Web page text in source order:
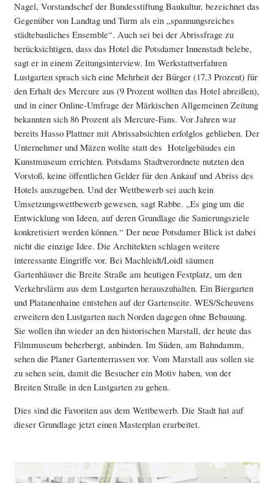
Nagel, Vorstandschef der Bundesstiftung Baukultur, bezeichnet das
Gegenüber von Landtag und Turm als ein „spannungsreiches
städtebauliches Ensemble“. Auch sei bei der Abrissfrage zu
berücksichtigen, dass das Hotel die Potsdamer Innenstadt belebe,
sagt er in einem Zeitungsinterview. Im Werkstattverfahren
Lustgarten sprach sich eine Mehrheit der Bürger (17,3 Prozent) für
den Erhalt des Mercure aus (9 Prozent wollten das Hotel abreißen),
und in einer Online-Umfrage der Märkischen Allgemeinen Zeitung
bekannten sich 86 Prozent als Mercure-Fans. Vor Jahren war
bereits Hasso Plattner mit Abrissabsichten erfolglos geblieben. Der
Unternehmer und Mäzen wollte statt des Hotelgebäudes ein
Kunstmuseum errichten. Potsdams Stadtverordnete nutzten den
Vorstoß, keine öffentlichen Gelder für den Ankauf und Abriss des
Hotels auszugeben. Und der Wettbewerb sei auch kein
Umsetzungswettbewerb gewesen, sagt Rabbe. „Es ging um die
Entwicklung von Ideen, auf deren Grundlage die Sanierungsziele
konkretisiert werden können.“ Der neue Potsdamer Blick ist dabei
nicht die einzige Idee. Die Architekten schlagen weitere
interessante Eingriffe vor. Bei Machleidt/Loidl säumen
Gartenhäuser die Breite Straße am heutigen Festplatz, um den
Verkehrslärm aus dem Lustgarten herauszuhalten. Ein Biergarten
und Platanenhaine entstehen auf der Gartenseite. WES/Scheuvens
erweitern den Lustgarten nach Norden dagegen ohne Bebauung.
Sie wollen ihn wieder an den historischen Marstall, der heute das
Filmmuseum beherbergt, anbinden. Im Süden, am Bahndamm,
sehen die Planer Gartenterrassen vor. Vom Marstall aus sollen sie
zu sehen sein, damit die Besucher ein Motiv haben, von der
Breiten Straße in den Lustgarten zu gehen.
Dies sind die Favoriten aus dem Wettbewerb. Die Stadt hat auf
dieser Grundlage jetzt einen Masterplan erarbeitet.